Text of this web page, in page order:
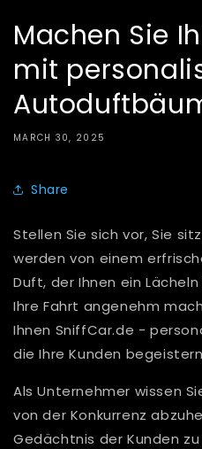
Machen Sie
mit
MARCH 30, 2025
Share
Stellen Sie sich vor, Sie
werden von einem
Duft, der Ihnen ein
Ihre Fahrt angenehm
Ihnen SniffCar.de -
die Ihre Kunden
Als Unternehmer wissen
von der Konkurrenz
Gedächtnis der Kunden zu